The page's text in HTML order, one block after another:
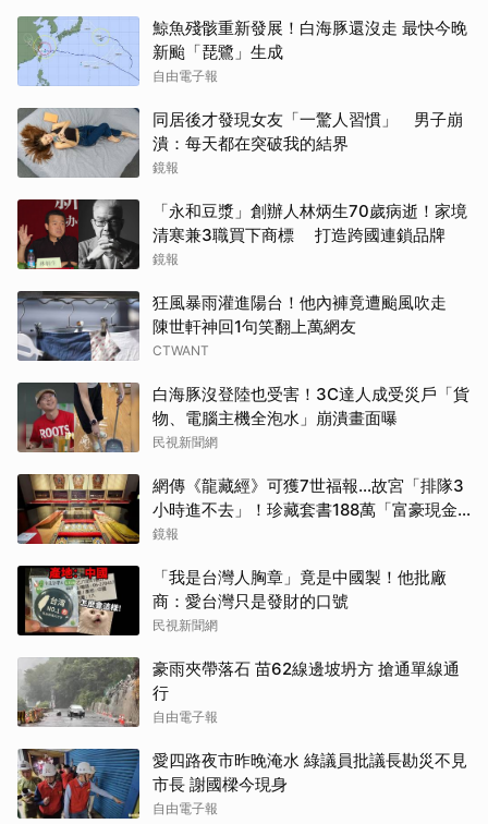
鯨魚殘骸重新發展！白海豚還沒走 最快今晚
新颱「琵鷺」生成
自由電子報
同居後才發現女友「一驚人習慣」 男子崩
潰：每天都在突破我的結界
鏡報
「永和豆漿」創辦人林炳生70歲病逝！家境
清寒兼3職買下商標 打造跨國連鎖品牌
鏡報
狂風暴雨灌進陽台！他內褲竟遭颱風吹走
陳世軒神回1句笑翻上萬網友
CTWANT
白海豚沒登陸也受害！3C達人成受災戶「貨
物、電腦主機全泡水」崩潰畫面曝
民視新聞網
網傳《龍藏經》可獲7世福報…故宮「排隊3
小時進不去」！珍藏套書188萬「富豪現金
買走」
鏡報
「我是台灣人胸章」竟是中國製！他批廠
商：愛台灣只是發財的口號
民視新聞網
豪雨夾帶落石 苗62線邊坡坍方 搶通單線通
行
自由電子報
愛四路夜市昨晚淹水 綠議員批議長勘災不見
市長 謝國樑今現身
自由電子報